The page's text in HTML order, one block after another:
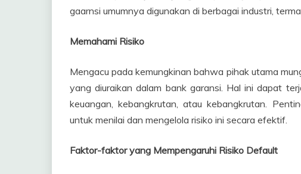
gaarnsi umumnya digunakan di berbagai industri,
Memahami Risiko
Mengacu pada kemungkinan bahwa pihak utama
yang diuraikan dalam bank garansi. Hal ini dapat
keuangan, kebangkrutan, atau kebangkrutan.
untuk menilai dan mengelola risiko ini secara efektif.
Faktor-faktor yang Mempengaruhi Risiko Default